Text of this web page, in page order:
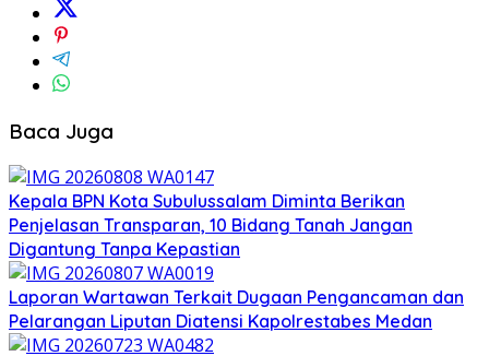
Baca Juga
Kepala BPN Kota Subulussalam Diminta Berikan
Penjelasan Transparan, 10 Bidang Tanah Jangan
Digantung Tanpa Kepastian
Laporan Wartawan Terkait Dugaan Pengancaman dan
Pelarangan Liputan Diatensi Kapolrestabes Medan